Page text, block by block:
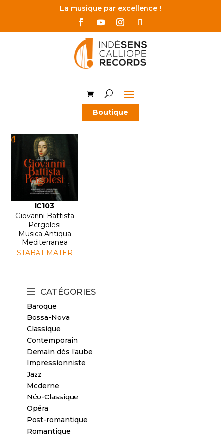
La musique par excellence !
Boutique
CATÉGORIES
Baroque
Bossa-Nova
Classique
Contemporain
Demain dès l'aube
Impressionniste
Jazz
Moderne
Néo-Classique
Opéra
Post-romantique
Romantique
IC103
Giovanni Battista
Pergolesi
Musica Antiqua
Mediterranea
STABAT MATER